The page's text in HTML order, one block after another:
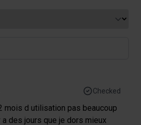
Checked
mois d utilisation pas beaucoup
des jours que je dors mieux